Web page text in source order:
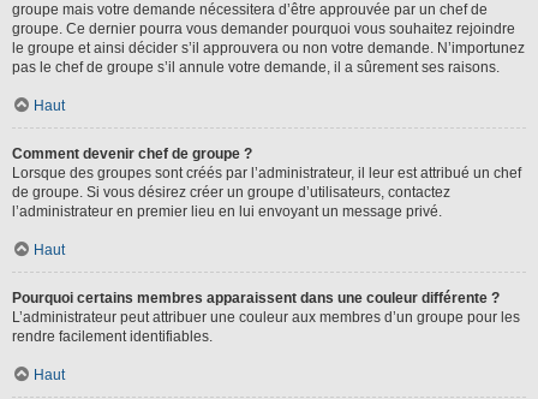
groupe mais votre demande nécessitera d’être approuvée par un chef de
groupe. Ce dernier pourra vous demander pourquoi vous souhaitez rejoindre
le groupe et ainsi décider s’il approuvera ou non votre demande. N’importunez
pas le chef de groupe s’il annule votre demande, il a sûrement ses raisons.
Haut
Comment devenir chef de groupe ?
Lorsque des groupes sont créés par l’administrateur, il leur est attribué un chef
de groupe. Si vous désirez créer un groupe d’utilisateurs, contactez
l’administrateur en premier lieu en lui envoyant un message privé.
Haut
Pourquoi certains membres apparaissent dans une couleur différente ?
L’administrateur peut attribuer une couleur aux membres d’un groupe pour les
rendre facilement identifiables.
Haut